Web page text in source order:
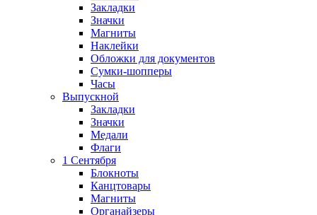
Закладки
Значки
Магниты
Наклейки
Обложки для документов
Сумки-шопперы
Часы
Выпускной
Закладки
Значки
Медали
Флаги
1 Сентября
Блокноты
Канцтовары
Магниты
Органайзеры